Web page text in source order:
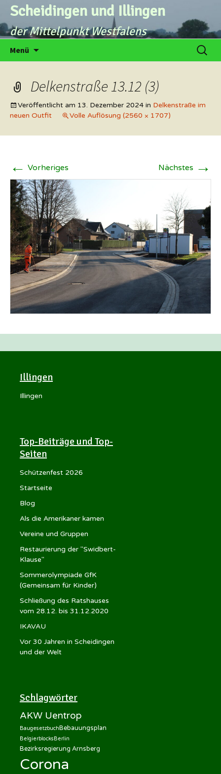
Zum
Inhalt
springen
Scheidingen und Illingen
der Mittelpunkt Westfalens
Menü
Suchen
nach:
Delkenstraße 13.12 (3)
Veröffentlicht am 13. Dezember 2024 in Delkenstraße im
neuen Outfit
Volle Auflösung (2560 × 1707)
← Vorheriges Nächstes →
Illingen
Illingen
Top-Beiträge und Top-
Seiten
Schützenfest 2026
Startseite
Blog
Als die Amerikaner kamen
Vereine und Gruppen
Restaurierung der "Swidbert-
Klause"
Sommerolympiade GfK
(Gemeinsam für Kinder)
Schließung des Ratshauses
vom 28.12. bis 31.12.2020
IKAVAU
Vor 30 Jahren in Scheidingen
und der Welt
Schlagwörter
AKW Uentrop
BaugesetzbuchBebauungsplan
BelgierblocksBerlin
Bezirksregierung Arnsberg
Corona